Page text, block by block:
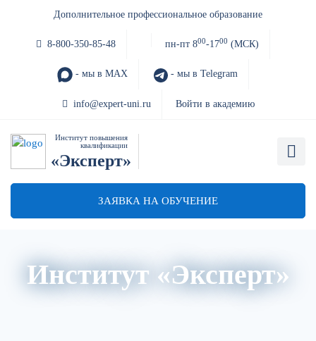
Дополнительное профессиональное образование
8-800-350-85-48 пн-пт 800-1700 (МСК)
- мы в MAX - мы в Telegram
info@expert-uni.ru Войти в академию
Институт повышения
квалификации
«Эксперт»
ЗАЯВКА НА ОБУЧЕНИЕ
Институт «Эксперт»